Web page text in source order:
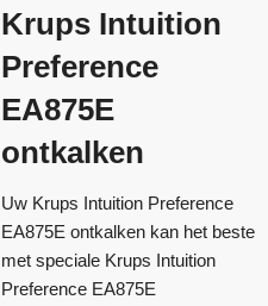
Krups Intuition
Preference
EA875E
ontkalken
Uw Krups Intuition Preference
EA875E ontkalken kan het beste
met speciale Krups Intuition
Preference EA875E